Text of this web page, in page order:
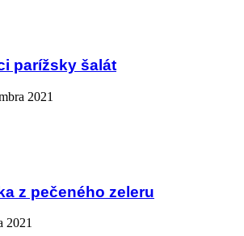
parížsky šalát
2021
z pečeného zeleru
2021